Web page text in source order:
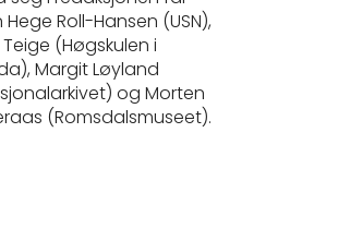
Roll-Hansen (USN),
(Høgskulen i
Margit Løyland
og Morten
(Romsdalsmuseet).